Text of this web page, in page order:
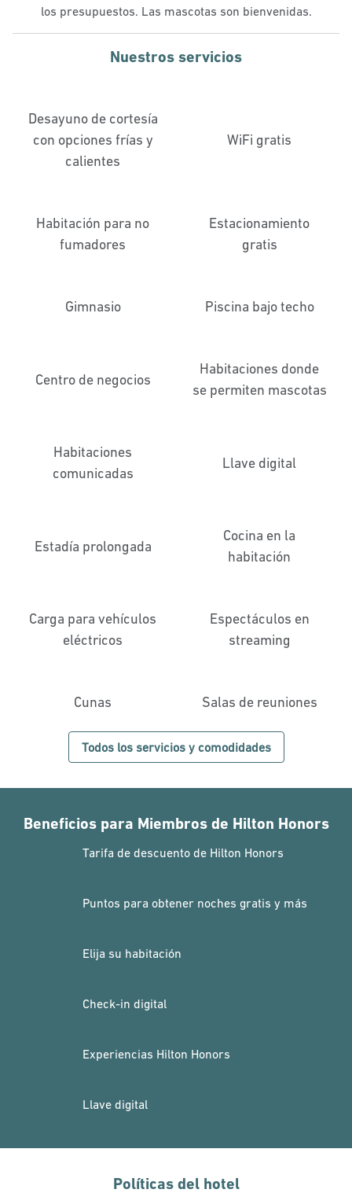
los presupuestos. Las mascotas son bienvenidas.
Nuestros servicios
Desayuno de cortesía
con opciones frías y
calientes
WiFi gratis
Habitación para no
fumadores
Estacionamiento
gratis
Gimnasio Piscina bajo techo
Centro de negocios
Habitaciones donde
se permiten mascotas
Habitaciones
comunicadas
Llave digital
Estadía prolongada
Cocina en la
habitación
Carga para vehículos
eléctricos
Espectáculos en
streaming
Cunas Salas de reuniones
Todos los servicios y comodidades
Beneficios para Miembros de Hilton Honors
Tarifa de descuento de Hilton Honors
Puntos para obtener noches gratis y más
Elija su habitación
Check-in digital
Experiencias Hilton Honors
Llave digital
Políticas del hotel